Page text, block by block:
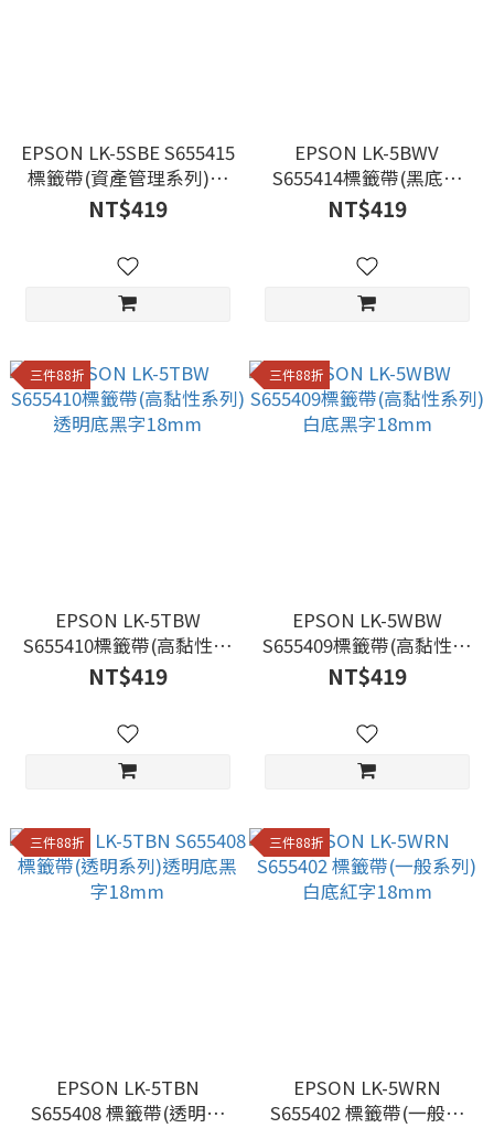
EPSON LK-5SBE S655415
標籤帶(資產管理系列)銀
底黑字18mm
NT$419
EPSON LK-5BWV
S655414標籤帶(黑底系
列)黑底白字18mm
NT$419
三件88折
EPSON LK-5TBW
S655410標籤帶(高黏性系
列)透明底黑字18mm
NT$419
三件88折
EPSON LK-5WBW
S655409標籤帶(高黏性系
列)白底黑字18mm
NT$419
三件88折
EPSON LK-5TBN
S655408 標籤帶(透明系
三件88折
EPSON LK-5WRN
S655402 標籤帶(一般系